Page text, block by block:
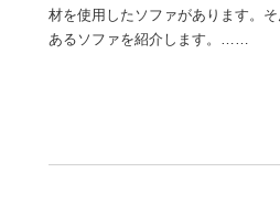
材を使用したソファがあります。
あるソファを紹介します。……